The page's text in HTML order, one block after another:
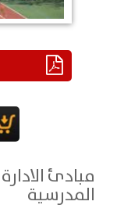
مبادئ الادارة
المدرسية